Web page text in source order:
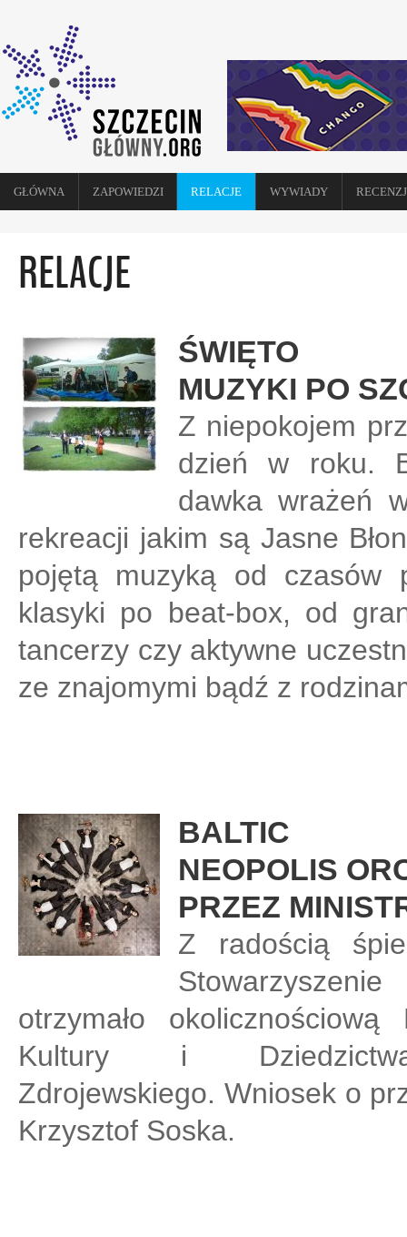
GŁÓWNA ZAPOWIEDZI RELACJE WYWIADY
RELACJE
ŚWIĘTO
MUZYKI PO
Z niepokojem
dzień w roku.
dawka wrażeń
rekreacji jakim są Jasne
pojętą muzyką od czasów
klasyki po beat-box, od
tancerzy czy aktywne
ze znajomymi bądź z
BALTIC
NEOPOLIS
PRZEZ
Z radością
otrzymało
Kultury i
Zdrojewskiego. Wniosek o
Krzysztof Soska.